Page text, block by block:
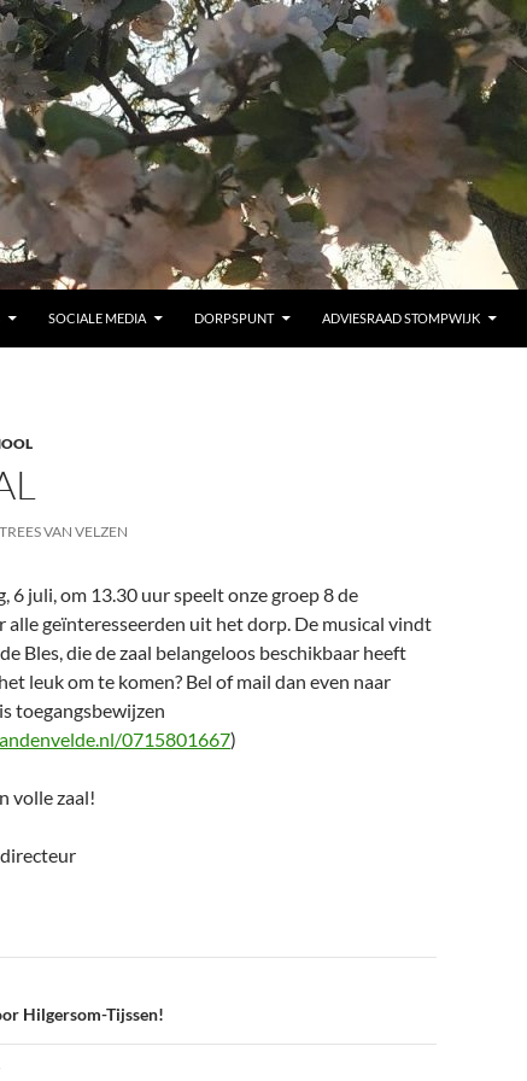
SOCIALE MEDIA DORPSPUNT ADVIESRAAD STOMPWIJK
TREES VAN VELZEN
6 juli, om 13.30 uur speelt onze groep 8 de
alle geïnteresseerden uit het dorp. De musical vindt
Bles, die de zaal belangeloos beschikbaar heeft
leuk om te komen? Bel of mail dan even naar
toegangsbewijzen
0715801667)
volle zaal!
directeur
Hilgersom-Tijssen!